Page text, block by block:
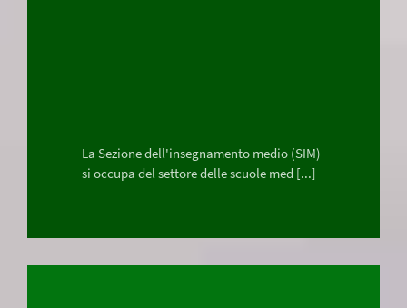
La Sezione dell'insegnamento medio (SIM)
si occupa del settore delle scuole med [...]